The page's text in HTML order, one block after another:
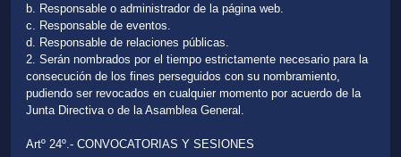
b. Responsable o administrador de la página web.
c. Responsable de eventos.
d. Responsable de relaciones públicas.
2. Serán nombrados por el tiempo estrictamente necesario para la
consecución de los fines perseguidos con su nombramiento,
pudiendo ser revocados en cualquier momento por acuerdo de la
Junta Directiva o de la Asamblea General.
Artº 24º.- CONVOCATORIAS Y SESIONES